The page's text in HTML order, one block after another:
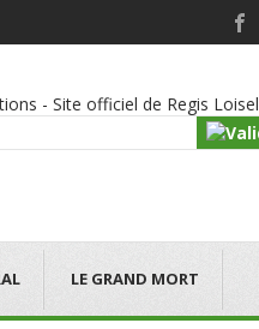
- Site officiel de Regis Loisel
LE GRAND MORT